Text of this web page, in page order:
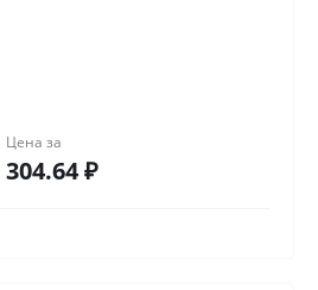
Цена за
304.64 ₽